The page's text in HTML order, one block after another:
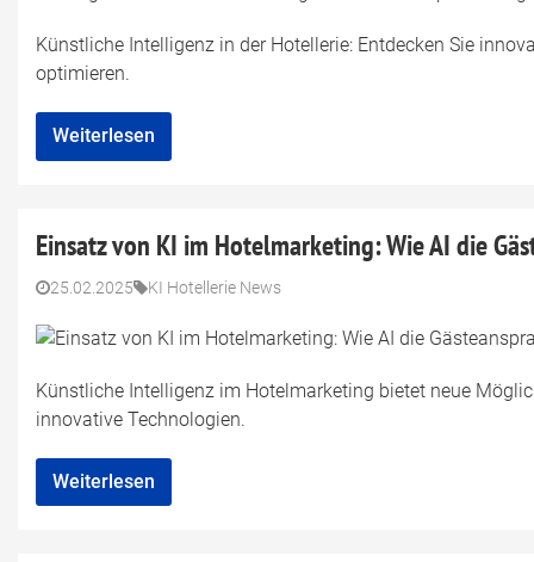
Künstliche Intelligenz in der Hotellerie: Entdecken Sie
optimieren.
Weiterlesen
Einsatz von KI im Hotelmarketing: Wie AI die
25.02.2025 KI Hotellerie News
Künstliche Intelligenz im Hotelmarketing bietet neue
innovative Technologien.
Weiterlesen